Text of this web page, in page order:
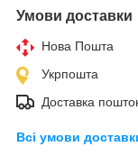
Умови доставки
Нова Пошта
Укрпошта
Доставка
Всі умови